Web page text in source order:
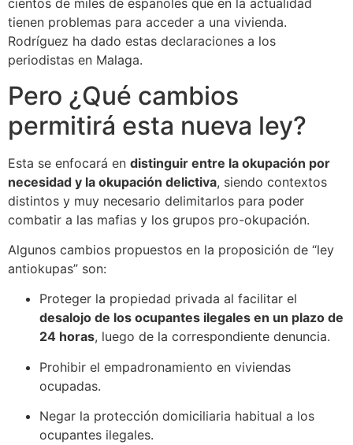
cientos de miles de españoles que en la actualidad
tienen problemas para acceder a una vivienda.
Rodríguez ha dado estas declaraciones a los
periodistas en Malaga.
Pero ¿Qué cambios
permitirá esta nueva ley?
Esta se enfocará en distinguir entre la okupación por
necesidad y la okupación delictiva, siendo contextos
distintos y muy necesario delimitarlos para poder
combatir a las mafias y los grupos pro-okupación.
Algunos cambios propuestos en la proposición de “ley
antiokupas” son:
Proteger la propiedad privada al facilitar el
desalojo de los ocupantes ilegales en un plazo de
24 horas, luego de la correspondiente denuncia.
Prohibir el empadronamiento en viviendas
ocupadas.
Negar la protección domiciliaria habitual a los
ocupantes ilegales.